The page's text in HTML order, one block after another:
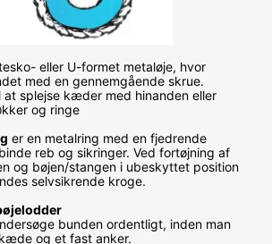
eller U-formet metaløje, hvor
med en gennemgående skrue.
splejse kæder med hinanden eller
og ringe
er en metalring med en fjedrende
reb og sikringer. Ved fortøjning af
og bøjen/stangen i ubeskyttet position
selvsikrende kroge.
bunden ordentligt, inden man
og et fast anker.